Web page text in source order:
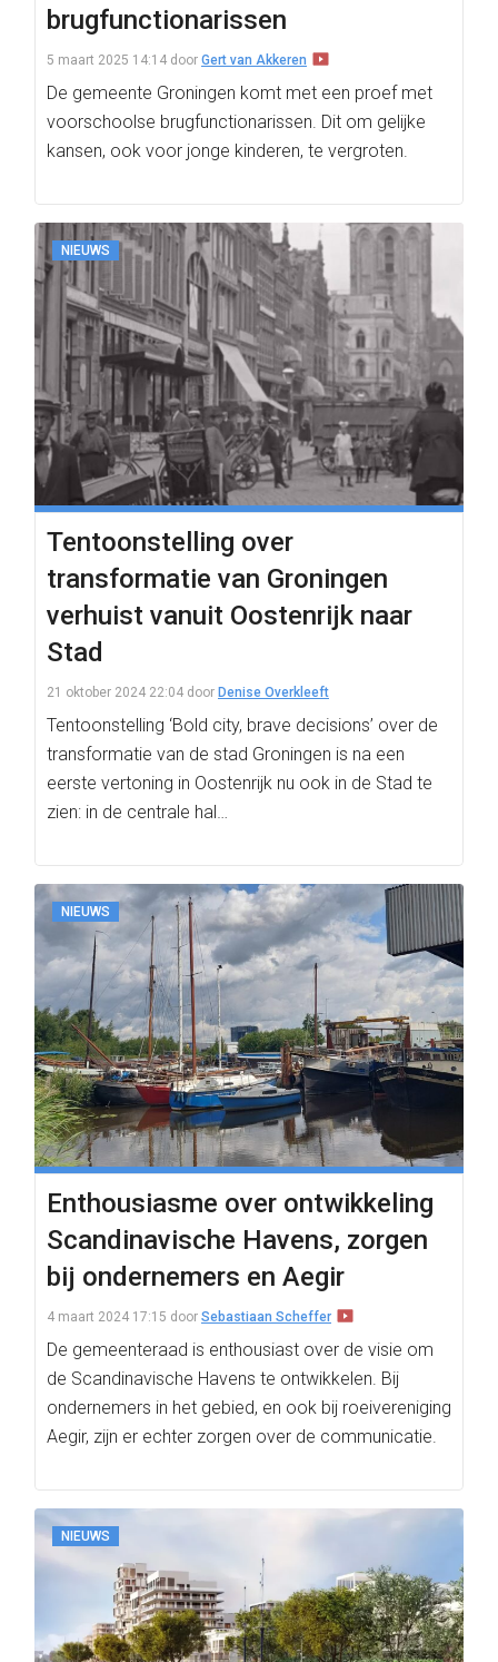
brugfunctionarissen
5 maart 2025 14:14 door Gert van Akkeren
De gemeente Groningen komt met een proef met
voorschoolse brugfunctionarissen. Dit om gelijke
kansen, ook voor jonge kinderen, te vergroten.
NIEUWS
Tentoonstelling over
transformatie van Groningen
verhuist vanuit Oostenrijk naar
Stad
21 oktober 2024 22:04 door Denise Overkleeft
Tentoonstelling ‘Bold city, brave decisions’ over de
transformatie van de stad Groningen is na een
eerste vertoning in Oostenrijk nu ook in de Stad te
zien: in de centrale hal…
NIEUWS
Enthousiasme over ontwikkeling
Scandinavische Havens, zorgen
bij ondernemers en Aegir
4 maart 2024 17:15 door Sebastiaan Scheffer
De gemeenteraad is enthousiast over de visie om
de Scandinavische Havens te ontwikkelen. Bij
ondernemers in het gebied, en ook bij roeivereniging
Aegir, zijn er echter zorgen over de communicatie.
NIEUWS